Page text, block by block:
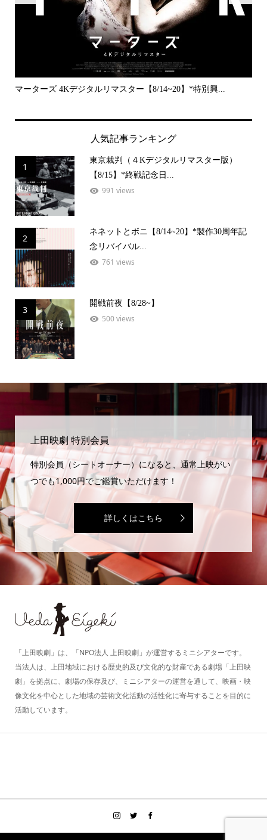
マーターズ 4Kデジタルリマスター【8/14~20】*特別興...
人気記事ランキング
1
東京裁判（４Kデジタルリマスター版）
【8/15】*終戦記念日...
991 views
2
ネネットとボニ【8/14~20】*製作30周年記
念リバイバル...
761 views
3
開戦前夜【8/28~】
500 views
上田映劇 特別会員
特別会員（シートオーナー）になると、通常上映がい
つでも1,000円でご鑑賞いただけます！
詳しくはこちら
「上田映劇」は、「NPO法人 上田映劇」が運営するミニシアターです。
当法人は、上田地域における歴史的及び文化的な財産である劇場「上田映
劇」を拠点に、劇場の保存及び、ミニシアターの運営を通して、映画・映
像文化を中心とした地域の芸術文化活動の活性化に寄与することを目的に
活動しています。